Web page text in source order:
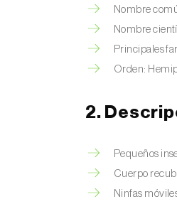
Nombre
Nombre
Principales
Orden:
2.
Pequeños
Cuerpo
Ninfas